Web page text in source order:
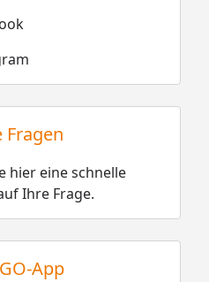
Fragen
hier eine schnelle
Ihre Frage.
App